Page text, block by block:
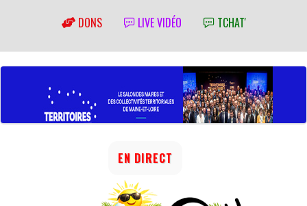
DONS LIVE VIDÉO TCHAT'
EN DIRECT